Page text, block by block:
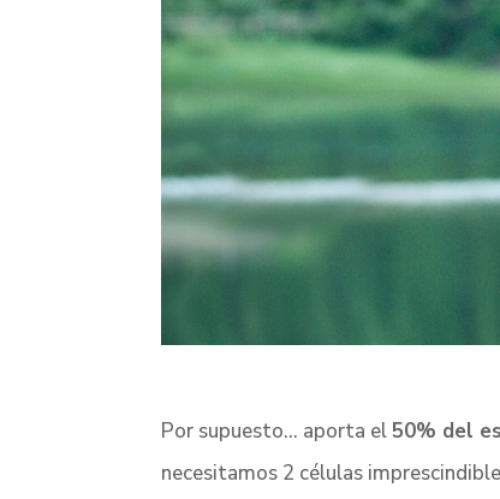
Por supuesto… aporta el50% del
necesitamos 2 células